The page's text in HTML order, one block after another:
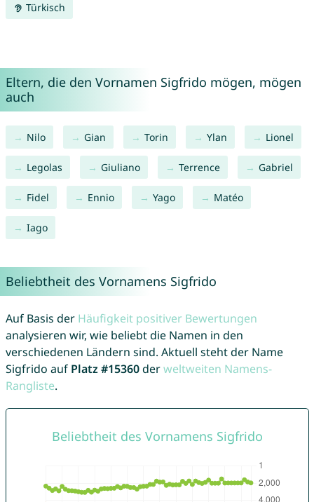
Türkisch
Eltern, die den Vornamen Sigfrido mögen, mögen
auch
Nilo Gian Torin Ylan Lionel
Legolas Giuliano Terrence Gabriel
Fidel Ennio Yago Matéo
Iago
Beliebtheit des Vornamens Sigfrido
Auf Basis der Häufigkeit positiver Bewertungen
analysieren wir, wie beliebt die Namen in den
verschiedenen Ländern sind. Aktuell steht der Name
Sigfrido auf Platz #15360derweltweiten Namens-
Rangliste.